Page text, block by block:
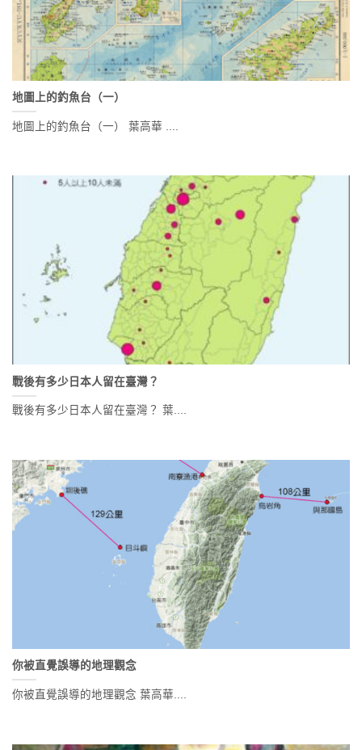
地圖上的釣魚台（一）
地圖上的釣魚台（一） 葉高華 ....
戰後有多少日本人留在臺灣？
戰後有多少日本人留在臺灣？ 葉....
你被直覺誤導的地理觀念
你被直覺誤導的地理觀念 葉高華....